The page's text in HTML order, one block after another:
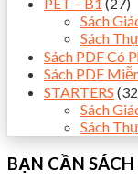
Sách
Sách
Sách PDF Có
Sách PDF
STARTERS
Sách
Sách
BẠN CẦN SÁCH